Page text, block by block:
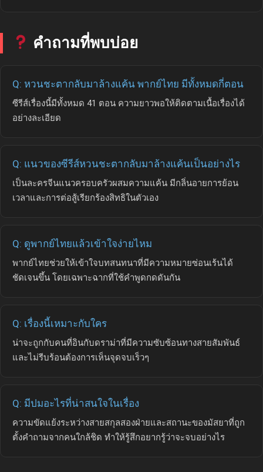
คำถามที่พบบ่อย
Q: หวนชะตากลับมาล้างแค้น พากย์ไทย มีทั้งหมดกี่ตอน
ซีรีส์เรื่องนี้มีทั้งหมด 41 ตอน ความยาวพอให้ติดตามเนื้อเรื่องได้
อย่างละเอียด
Q: แนวของซีรีส์หวนชะตากลับมาล้างแค้นเป็นอย่างไร
เป็นละครจีนแนวครอบครัวผสมความแค้น มีกลิ่นอายการย้อน
เวลาและการต่อสู้เรียกร้องสิทธิในตัวเอง
Q: ดูพากย์ไทยแล้วเข้าใจง่ายไหม
พากย์ไทยช่วยให้เข้าใจบทสนทนาที่มีความหมายซ่อนเร้นได้
ชัดเจนขึ้น โดยเฉพาะฉากที่ใช้คำพูดกดดันกัน
Q: เรื่องนี้เหมาะกับใคร
น่าจะถูกกับคนที่อินกับดราม่าที่มีความซับซ้อนทางสายสัมพันธ์
และไม่รีบร้อนต้องการเห็นจุดจบเร็วๆ
Q: มีปมอะไรที่น่าสนใจในเรื่อง
ความขัดแย้งระหว่างสายสกุลสองฝ่ายและสถานะของมัสยาที่ถูก
ตั้งคำถามจากคนใกล้ชิด ทำให้รู้สึกอยากรู้ว่าจะจบอย่างไร